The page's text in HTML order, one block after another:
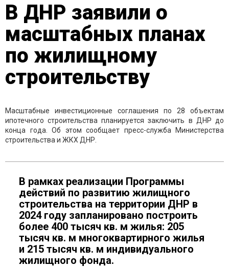
В ДНР заявили о
масштабных планах
по жилищному
строительству
Масштабные инвестиционные соглашения по 28 объектам
ипотечного строительства планируется заключить в ДНР до
конца года. Об этом сообщает пресс-служба Министерства
строительства и ЖКХ ДНР.
В рамках реализации Программы
действий по развитию жилищного
строительства на территории ДНР в
2024 году запланировано построить
более 400 тысяч кв. м жилья: 205
тысяч кв. м многоквартирного жилья
и 215 тысяч кв. м индивидуального
жилищного фонда.